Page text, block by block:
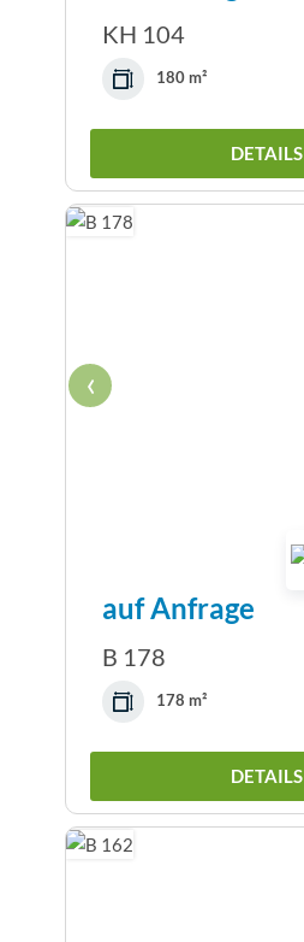
KH 104
180 m²
DETAILS
‹
auf Anfrage
B 178
178 m²
DETAILS